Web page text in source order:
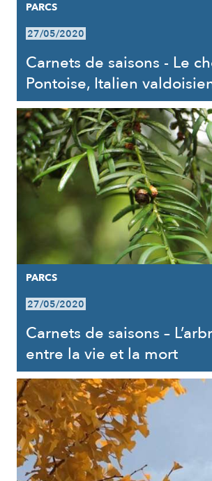
PARCS
27/05/2020
Carnets de saisons - Le
Pontoise, Italien
PARCS
27/05/2020
Carnets de saisons –
entre la vie et la mort